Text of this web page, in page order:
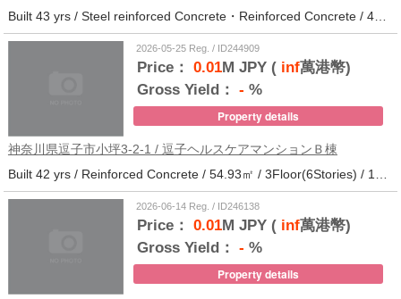
Built 43 yrs / Steel reinforced Concrete・Reinforced Concrete / 44.37㎡ / 5Floor(14Stories) / 294Units / Distance from the station.25
2026-05-25 Reg. / ID244909
Price： 0.01M JPY (inf萬港幣)
Gross Yield： - %
Property details
神奈川県逗子市小坪3-2-1 / 逗子ヘルスケアマンションＢ棟
2026-06-14 Reg. / ID246138
Price： 0.01M JPY (inf萬港幣)
Gross Yield： - %
Property details